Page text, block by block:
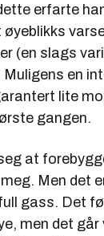
erfarte
(en slags
en
lite
gangen.
at
Men det
gass. Det
men det